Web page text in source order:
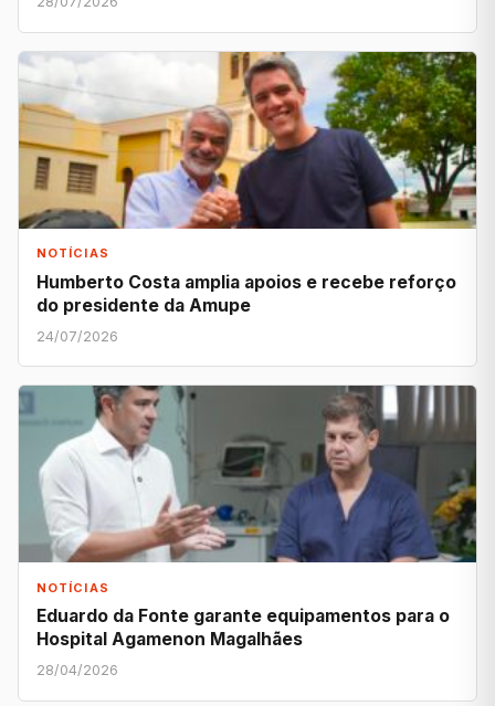
NOTÍCIAS
Humberto Costa amplia apoios e recebe reforço
do presidente da Amupe
24/07/2026
NOTÍCIAS
Eduardo da Fonte garante equipamentos para o
Hospital Agamenon Magalhães
28/04/2026